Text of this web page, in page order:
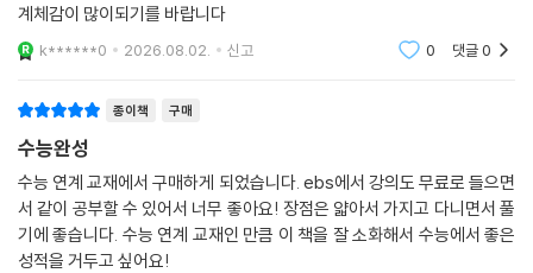
계체감이 많이되기를 바랍니다
k******0 2026.08.02. 신고 0 댓글0
종이책 구매
수능완성
수능 연계 교재에서 구매하게 되었습니다. ebs에서 강의도 무료로 들으면
서 같이 공부할 수 있어서 너무 좋아요! 장점은 얇아서 가지고 다니면서 풀
기에 좋습니다. 수능 연계 교재인 만큼 이 책을 잘 소화해서 수능에서 좋은
성적을 거두고 싶어요!